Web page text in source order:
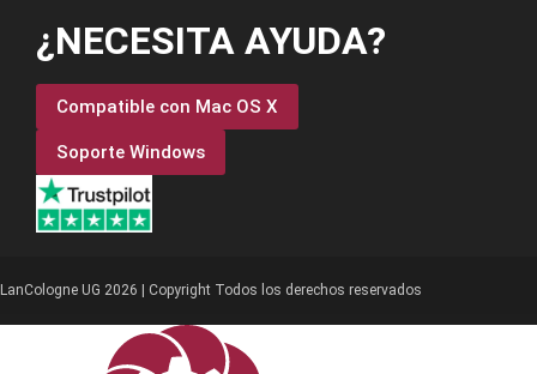
¿NECESITA AYUDA?
Compatible con Mac OS X
Soporte Windows
LanCologne UG 2026 | Copyright Todos los derechos reservados